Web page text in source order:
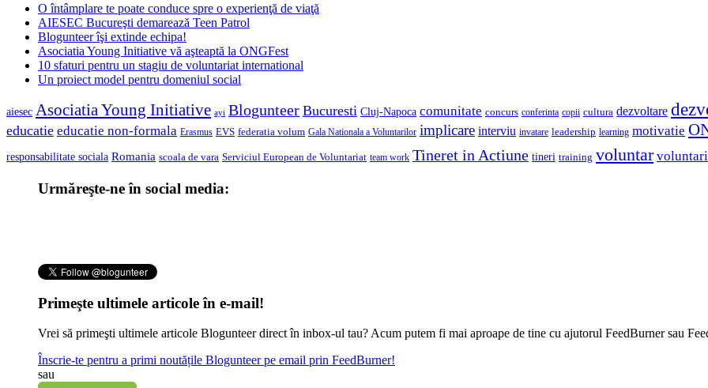
O întâmplare te poate conduce spre o experienţă de viaţă
AIESEC Bucureşti demarează Teen Patrol
Blogunteer îşi extinde echipa!
Asociatia Young Initiative vă aşteaptă la ONGFest
10 sfaturi pentru un stagiu de voluntariat international
Un proiect model pentru domeniul social
aiesec Asociatia Young Initiative ayi Blogunteer Bucuresti Cluj-Napoca comunitate concurs conferinta copii cultura dezvoltare
educatie educatie non-formala Erasmus EVS federatia volum Gala Nationala a Voluntarilor implicare interviu invatare leadership learning motivatie
responsabilitate sociala Romania scoala de vara Serviciul European de Voluntariat team work Tineret in Actiune tineri training voluntar voluntari
Urmăreşte-ne în social media:
Primeşte ultimele articole în e-mail!
Vrei să primeşti ultimele articole Blogunteer direct în inbox-ul tau? Acum putem fi mai aproape de tine cu ajutorul FeedBurner sau
Înscrie-te pentru a primi noutățile Blogunteer pe email prin FeedBurner!
sau